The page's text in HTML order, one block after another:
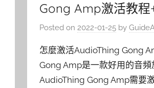
Gong Amp激活教程
Posted on2022-01-25 by
怎麼激活AudioThing Gong
Gong Amp是一款好用的音
AudioThing Gong Amp需要